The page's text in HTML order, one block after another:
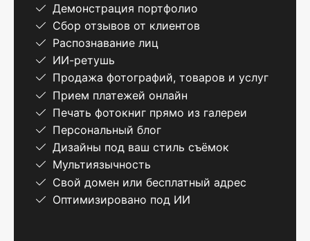
Демонстрация портфолио
Сбор отзывов от клиентов
Распознавание лиц
ИИ-ретушь
Продажа фотографий, товаров и услуг
Прием платежей онлайн
Печать фотокниг прямо из галереи
Персональный блог
Дизайны под ваш стиль съёмок
Мультиязычность
Свой домен или бесплатный адрес
Оптимизировано под ИИ